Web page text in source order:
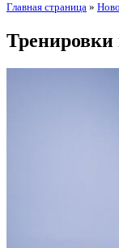
Главная страница »
Тренировки